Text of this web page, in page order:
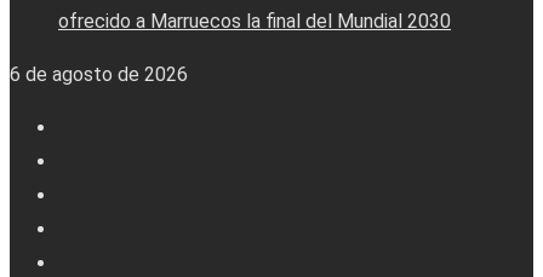
ofrecido a Marruecos la final del Mundial 2030
6 de agosto de 2026